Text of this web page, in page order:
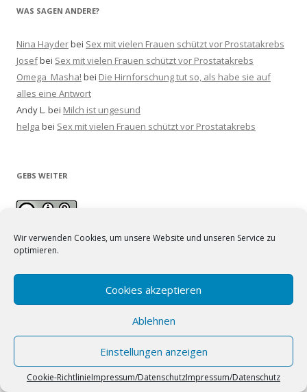
Wir verwenden Cookies, um unsere Website und unseren Service zu
optimieren.
Cookies akzeptieren
Ablehnen
Einstellungen anzeigen
Cookie-RichtlinieImpressum/DatenschutzImpressum/Datenschutz
WAS SAGEN ANDERE?
Nina Hayderbei Sex mit vielen Frauen schützt vor Prostatakrebs
Josefbei Sex mit vielen Frauen schützt vor Prostatakrebs
Omega_Masha! bei Die Hirnforschung tut so, als habe sie auf
alles eine Antwort
Andy L. bei Milch ist ungesund
helga bei Sex mit vielen Frauen schützt vor Prostatakrebs
GEBS WEITER
Unsere Texte sind lizenziert unter einer
. Bilder siehe Quellenangabe.
Impressum/Datenschutz Powered by WordPress